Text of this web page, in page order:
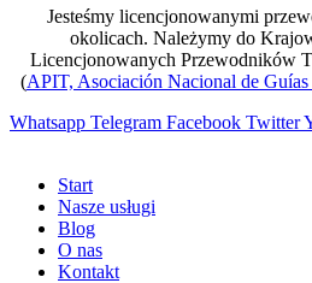
Jesteśmy licencjonowanymi
okolicach. Należymy do
Licencjonowanych Przewodników
(APIT, Asociación Nacional de
Whatsapp Telegram Facebook Twitter
Start
Nasze usługi
Blog
O nas
Kontakt